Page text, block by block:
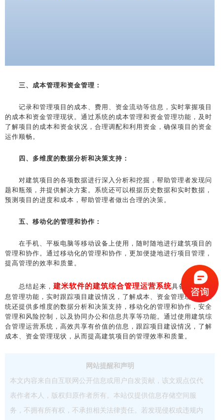
三、成本管理和资金管理：
记录和管理项目的成本、费用、资金流动等信息，实时掌握项目
的成本和资金管理现状。通过系统的成本管理和资金管理功能，及时
了解项目的成本和资金状况，合理调配和利用资金，确保项目的资金
运作顺畅。
四、多维度的数据分析和决策支持：
对建筑项目的各项数据进行深入分析和挖掘，帮助管理者发现问
题和瓶颈，并提供解决方案。系统还可以根据历史数据和实时数据，
预测项目的进度和成本，帮助管理者做出合理的决策。
五、移动化的管理和协作：
在手机、平板电脑等移动设备上使用，随时随地进行建筑项目的
管理和协作。通过移动化的管理和协作，更加便捷地进行项目管理，
提高管理的效率和质量。
总结起来， 建米软件的建筑综合管理运营系统具备全面的信
息管理功能，实时跟踪项目建设情况，了解成本、资金管理现状。系
统还提供多维度的数据分析和决策支持，移动化的管理和协作，安全
管理和风险控制，以及协同办公和信息共享等功能。通过使用建筑综
合管理运营系统，高效共享有价值的信息，跟踪项目建设情况，了解
成本、资金管理现状，从而提高建筑项目的管理效率和质量。
网站提醒和声明
本文内容来自自互联网公开信息或用户自发贡献，该文观点仅代
表作者本人，版权归原作者所有。本站仅提供信息存储空间服
务，不拥有所有权，不承担相关法律责任。若发现侵权或违规内